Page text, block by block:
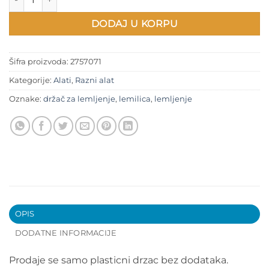
DODAJ U KORPU
Šifra proizvoda: 2757071
Kategorije: Alati, Razni alat
Oznake: držač za lemljenje, lemilica, lemljenje
OPIS
DODATNE INFORMACIJE
Prodaje se samo plasticni drzac bez dodataka.